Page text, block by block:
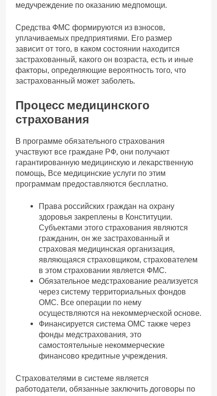
медучреждение по оказанию медпомощи.
Средства ФМС формируются из взносов,
уплачиваемых предприятиями. Его размер
зависит от того, в каком состоянии находится
застрахованный, какого он возраста, есть и иные
факторы, определяющие вероятность того, что
застрахованный может заболеть.
Процесс медицинского
страхования
В программе обязательного страхования
участвуют все граждане РФ, они получают
гарантированную медицинскую и лекарственную
помощь, Все медицинские услуги по этим
программам предоставляются бесплатно.
Права российских граждан на охрану
здоровья закреплены в Конституции.
Субъектами этого страхования являются
гражданин, он же застрахованный и
страховая медицинская организация,
являющаяся страховщиком, страхователем
в этом страховании является ФМС.
Обязательное медстрахование реализуется
через систему территориальных фондов
ОМС. Все операции по нему
осуществляются на некоммерческой основе.
Финансируется система ОМС также через
фонды медстрахования, это
самостоятельные некоммерческие
финансово кредитные учреждения.
Страхователями в системе является
работодатели, обязанные заключить договоры по